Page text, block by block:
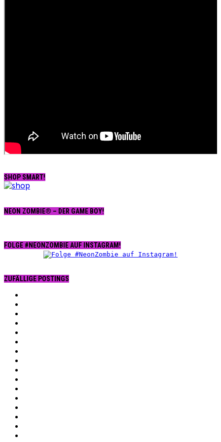
SHOP SMART!
NEON ZOMBIE® – DER GAME BOY!
FOLGE #NEONZOMBIE AUF INSTAGRAM!
ZUFÄLLIGE POSTINGS